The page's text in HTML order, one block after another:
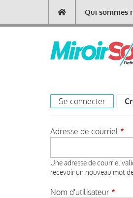
contenu
Main
navigation
Qui sommes
Primary
tabs
Se connecter
Adresse de courriel
Une adresse de courriel
recevoir un nouveau mot
Nom d'utilisateur